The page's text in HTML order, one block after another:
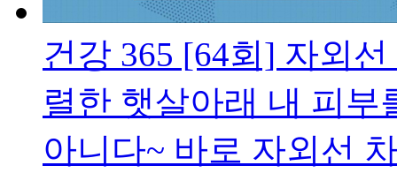
건강 365 [64회] 자외선
렬한 햇살아래 내 피부
아니다~ 바로 자외선